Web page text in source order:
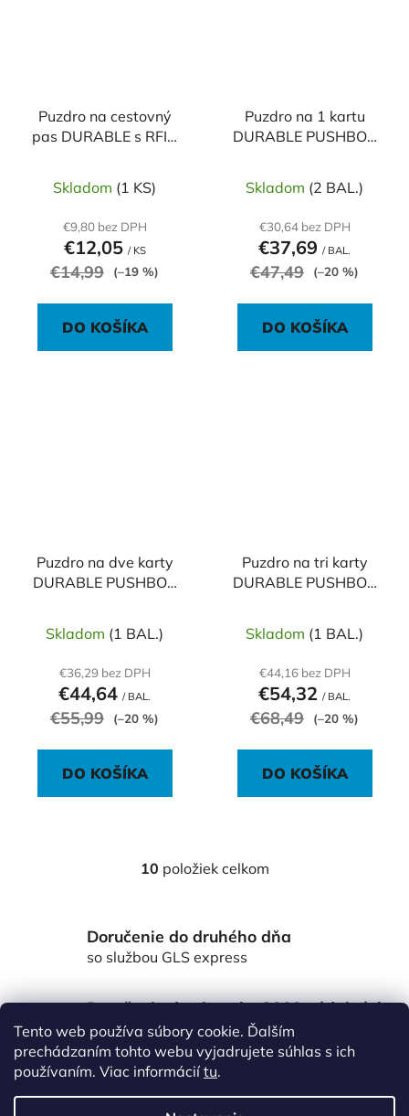
Tento web používa súbory cookie. Ďalším
prechádzaním tohto webu vyjadrujete súhlas s ich
používaním. Viac informáciítu.
Puzdro na cestovný
pas DURABLE s RFID
Skladom (1 KS)
€9,80 bez DPH
€12,05 / KS
€14,99 (–19 %)
DO KOŠÍKA
Puzdro na 1 kartu
DURABLE PUSHBOX
Skladom (2 BAL.)
€30,64 bez DPH
€37,69 / BAL.
€47,49 (–20 %)
DO KOŠÍKA
Puzdro na dve karty
DURABLE PUSHBOX
Skladom (1 BAL.)
€36,29 bez DPH
€44,64 / BAL.
€55,99 (–20 %)
DO KOŠÍKA
Puzdro na tri karty
DURABLE PUSHBOX
Skladom (1 BAL.)
€44,16 bez DPH
€54,32 / BAL.
€68,49 (–20 %)
DO KOŠÍKA
O
á
d
c
e
p
r
v
10 položiek celkom
Doručenie do druhého dňa
so službou GLS express
Doručenie do viac ako 3000 výdajných
miest Packeta
po celom Slovensku